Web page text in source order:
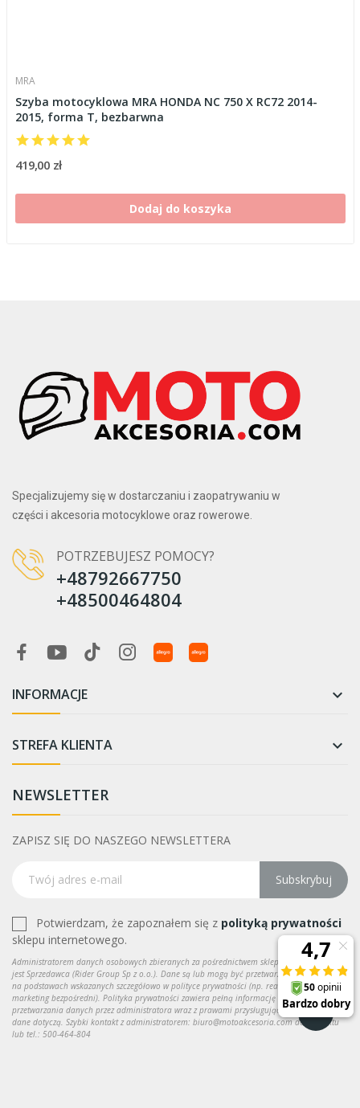
MRA
Szyba motocyklowa MRA HONDA NC 750 X RC72 2014-
2015, forma T, bezbarwna
419,00 zł
Dodaj do koszyka
Specjalizujemy się w dostarczaniu i zaopatrywaniu w
części i akcesoria motocyklowe oraz rowerowe.
POTRZEBUJESZ POMOCY?
+48792667750
+48500464804
INFORMACJE 
STREFA KLIENTA 
NEWSLETTER
ZAPISZ SIĘ DO NASZEGO NEWSLETTERA
Subskrybuj
Potwierdzam, że zapoznałem się z polityką prywatności
sklepu internetowego.
Administratorem danych osobowych zbieranych za pośrednictwem sklepu internetowego
jest Sprzedawca (Rider Group Sp z o.o.). Dane są lub mogą być przetwarzane w celach oraz
na podstawach wskazanych szczegółowo w polityce prywatności (np. realizacja umowy,
marketing bezpośredni). Polityka prywatności zawiera pełną informację na temat
przetwarzania danych przez administratora wraz z prawami przysługującymi osobie, której
dane dotyczą. Szybki kontakt z administratorem: biuro@motoakcesoria.com do kontaktu
lub tel.: 500-464-804